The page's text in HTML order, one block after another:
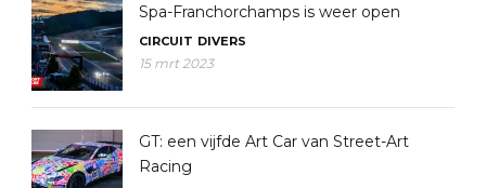
Spa-Franchorchamps is weer open
CIRCUIT DIVERS
15 mrt 2023
GT: een vijfde Art Car van Street-Art
Racing